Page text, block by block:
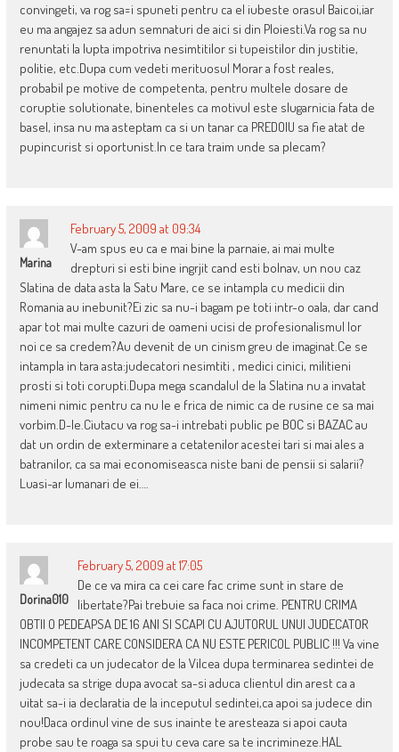
convingeti, va rog sa=i spuneti pentru ca el iubeste orasul Baicoi,iar
eu ma angajez sa adun semnaturi de aici si din Ploiesti.Va rog sa nu
renuntati la lupta impotriva nesimtitilor si tupeistilor din justitie,
politie, etc.Dupa cum vedeti merituosul Morar a fost reales,
probabil pe motive de competenta, pentru multele dosare de
coruptie solutionate, binenteles ca motivul este slugarnicia fata de
basel, insa nu ma asteptam ca si un tanar ca PREDOIU sa fie atat de
pupincurist si oportunist.In ce tara traim unde sa plecam?
Marina
February 5, 2009 at 09:34
V-am spus eu ca e mai bine la parnaie, ai mai multe
drepturi si esti bine ingrjit cand esti bolnav, un nou caz
Slatina de data asta la Satu Mare, ce se intampla cu medicii din
Romania au inebunit?Ei zic sa nu-i bagam pe toti intr-o oala, dar cand
apar tot mai multe cazuri de oameni ucisi de profesionalismul lor
noi ce sa credem?Au devenit de un cinism greu de imaginat.Ce se
intampla in tara asta:judecatori nesimtiti , medici cinici, militieni
prosti si toti corupti.Dupa mega scandalul de la Slatina nu a invatat
nimeni nimic pentru ca nu le e frica de nimic ca de rusine ce sa mai
vorbim.D-le.Ciutacu va rog sa-i intrebati public pe BOC si BAZAC au
dat un ordin de exterminare a cetatenilor acestei tari si mai ales a
batranilor, ca sa mai economiseasca niste bani de pensii si salarii?
Luasi-ar lumanari de ei….
Dorina010
February 5, 2009 at 17:05
De ce va mira ca cei care fac crime sunt in stare de
libertate?Pai trebuie sa faca noi crime. PENTRU CRIMA
OBTII O PEDEAPSA DE 16 ANI SI SCAPI CU AJUTORUL UNUI JUDECATOR
INCOMPETENT CARE CONSIDERA CA NU ESTE PERICOL PUBLIC !!! Va vine
sa credeti ca un judecator de la Vilcea dupa terminarea sedintei de
judecata sa strige dupa avocat sa-si aduca clientul din arest ca a
uitat sa-i ia declaratia de la inceputul sedintei,ca apoi sa judece din
nou!Daca ordinul vine de sus inainte te aresteaza si apoi cauta
probe sau te roaga sa spui tu ceva care sa te incrimineze.HAL